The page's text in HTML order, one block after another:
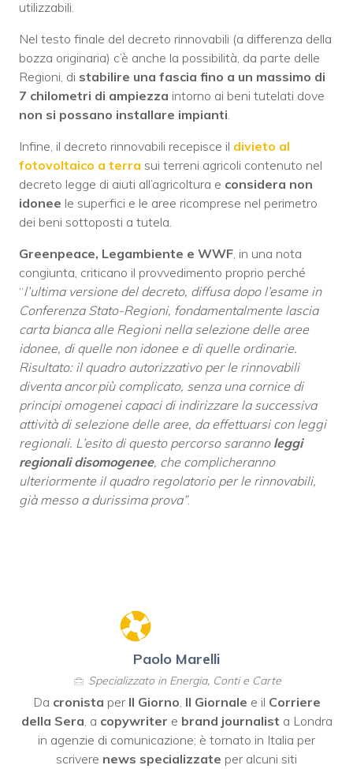
utilizzabili.
Nel testo finale del decreto rinnovabili (a differenza della
bozza originaria) c’è anche la possibilità, da parte delle
Regioni, di stabilire una fascia fino a un massimo di
7 chilometri di ampiezza intorno ai beni tutelati dove
non si possano installare impianti.
Infine, il decreto rinnovabili recepisce il divieto al
fotovoltaico a terra sui terreni agricoli contenuto nel
decreto legge di aiuti all’agricoltura e considera non
idonee le superfici e le aree ricomprese nel perimetro
dei beni sottoposti a tutela.
Greenpeace, Legambiente e WWF, in una nota
congiunta, criticano il provvedimento proprio perché
“l’ultima versione del decreto, diffusa dopo l’esame in
Conferenza Stato-Regioni, fondamentalmente lascia
carta bianca alle Regioni nella selezione delle aree
idonee, di quelle non idonee e di quelle ordinarie.
Risultato: il quadro autorizzativo per le rinnovabili
diventa ancor più complicato, senza una cornice di
principi omogenei capaci di indirizzare la successiva
attività di selezione delle aree, da effettuarsi con leggi
regionali. L’esito di questo percorso saranno leggi
regionali disomogenee, che complicheranno
ulteriormente il quadro regolatorio per le rinnovabili,
già messo a durissima prova”.
Paolo Marelli
Specializzato in Energia, Conti e Carte
Da cronista per Il Giorno, Il Giornale e il Corriere
della Sera, a copywriter e brand journalist a Londra
in agenzie di comunicazione; è tornato in Italia per
scrivere news specializzate per alcuni siti